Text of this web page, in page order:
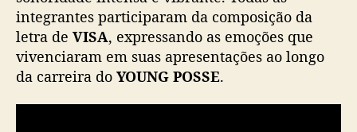
g
l
e
V
integrantes participaram da composição da
letra de VISA, expressando as emoções que
vivenciaram em suas apresentações ao longo
da carreira do YOUNG POSSE.